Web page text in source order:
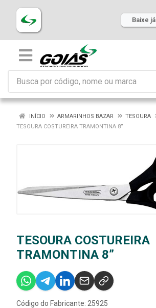
Baixe
INÍCIO ARMARINHOS BAZAR
TESOURA
TESOURA COSTUREIRA TRAMONTINA 8”
TESOURA COSTUREIRA
TRAMONTINA 8”
Código do Fabricante: 25925